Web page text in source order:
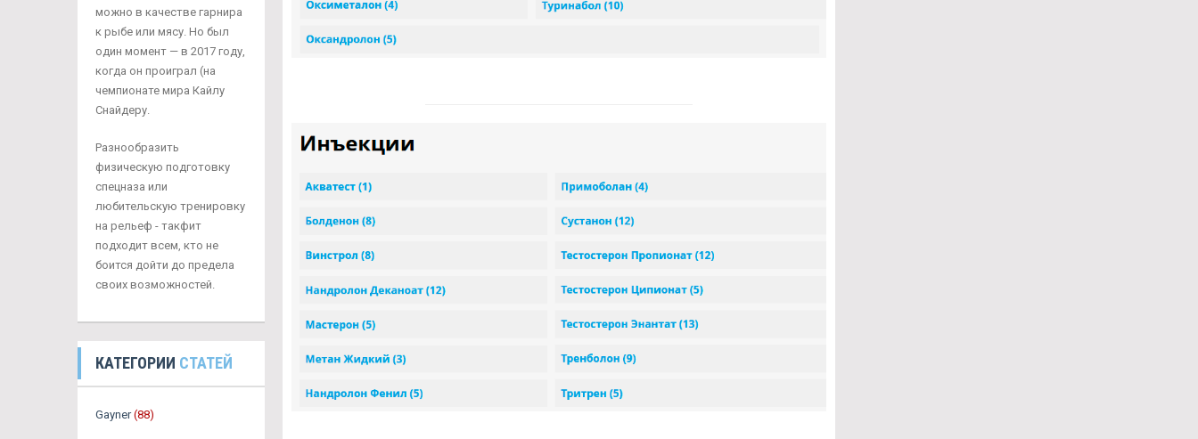
можно в качестве гарнира
к рыбе или мясу. Но был
один момент — в 2017 году,
когда он проиграл (на
чемпионате мира Кайлу
Снайдеру.
Разнообразить
физическую подготовку
спецназа или
любительскую тренировку
на рельеф - такфит
подходит всем, кто не
боится дойти до предела
своих возможностей.
КАТЕГОРИИ СТАТЕЙ
Gayner (88)